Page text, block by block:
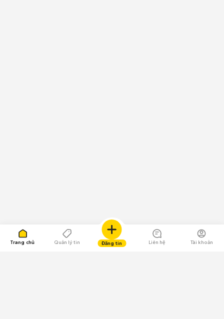
Trang chủ Quản lý tin Đăng tin Liên hệ Tài khoản